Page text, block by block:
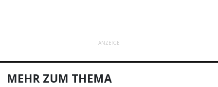
ANZEIGE
MEHR ZUM THEMA